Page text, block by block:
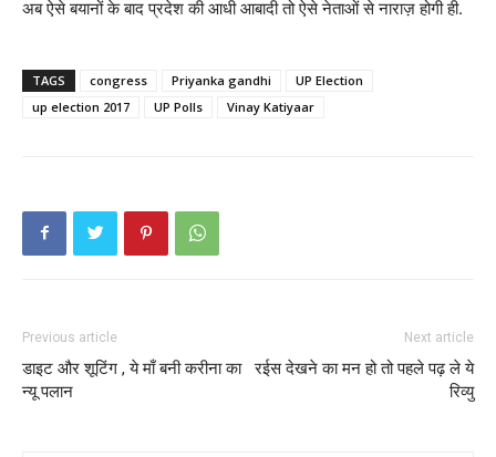
अब ऐसे बयानों के बाद प्रदेश की आधी आबादी तो ऐसे नेताओं से नाराज़ होगी ही.
TAGS congress Priyanka gandhi
UP Election
up election 2017
UP Polls Vinay Katiyaar
Previous article
डाइट और शूटिंग , ये माँ बनी करीना का
न्यू पलान
Next article
रईस देखने का मन हो तो पहले पढ़ ले ये
रिव्यु